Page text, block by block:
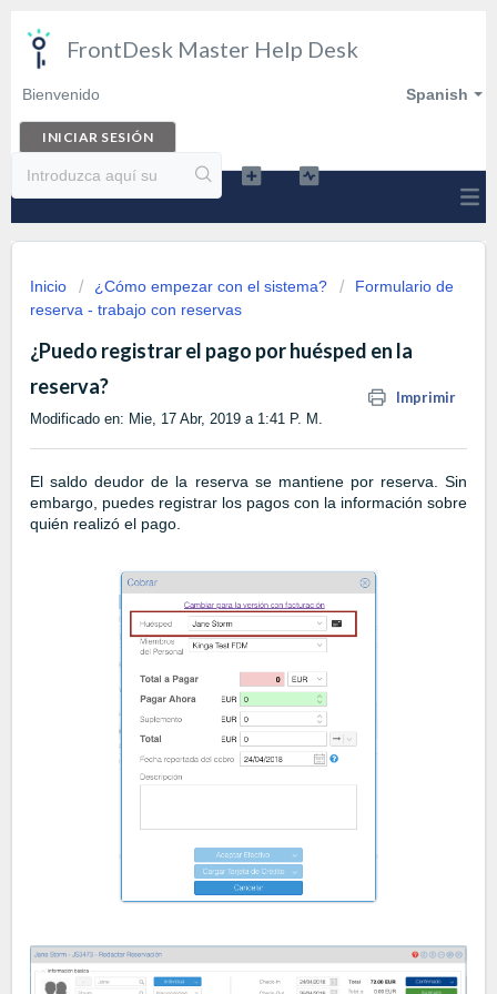
FrontDesk Master Help Desk
Spanish
Bienvenido
INICIAR SESIÓN
Inicio ¿Cómo empezar con el sistema?
Formulario de
reserva - trabajo con reservas
¿Puedo registrar el pago por huésped en la
reserva?
Imprimir
Modificado en: Mie, 17 Abr, 2019 a 1:41 P. M.
El saldo deudor de la reserva se mantiene por reserva. Sin
embargo, puedes registrar los pagos con la información sobre
quién realizó el pago.